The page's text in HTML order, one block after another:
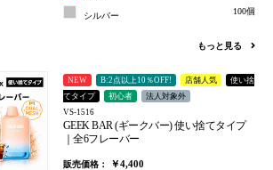
シルバー 100個
もっと見る
NEW B:2点以上10％OFF! 店舗人気
使い捨
てタイプ
初心者
法人対象外
VS-1516
GEEK BAR (ギークバー) 使い捨てタイプ
｜全6フレーバー
販売価格： ￥4,400